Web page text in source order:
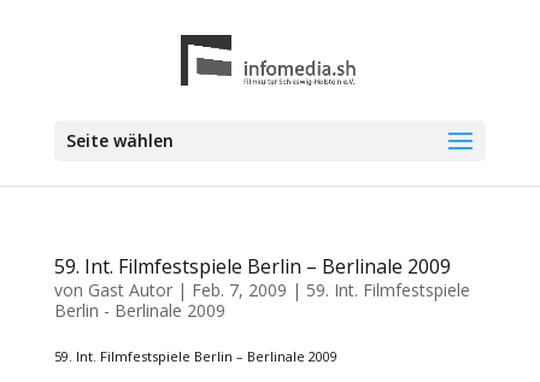
Seite wählen
59. Int. Filmfestspiele Berlin – Berlinale 2009
von Gast Autor| Feb. 7, 2009 | 59. Int. Filmfestspiele
Berlin - Berlinale 2009
59. Int. Filmfestspiele Berlin – Berlinale 2009